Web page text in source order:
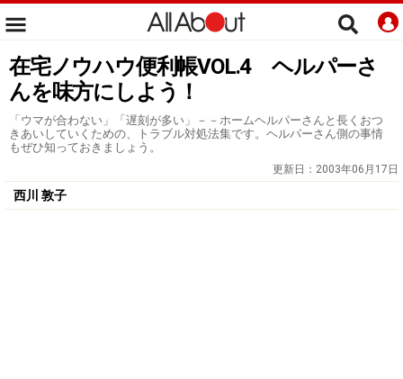
在宅ノウハウ便利帳VOL.4 ヘルパーさ
んを味方にしよう！
「ウマが合わない」「遅刻が多い」－－ホームヘルパーさんと長くおつ
きあいしていくための、トラブル対処法集です。ヘルパーさん側の事情
もぜひ知っておきましょう。
更新日： 2003年06月17日
西川 敦子